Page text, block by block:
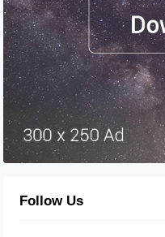
Follow Us